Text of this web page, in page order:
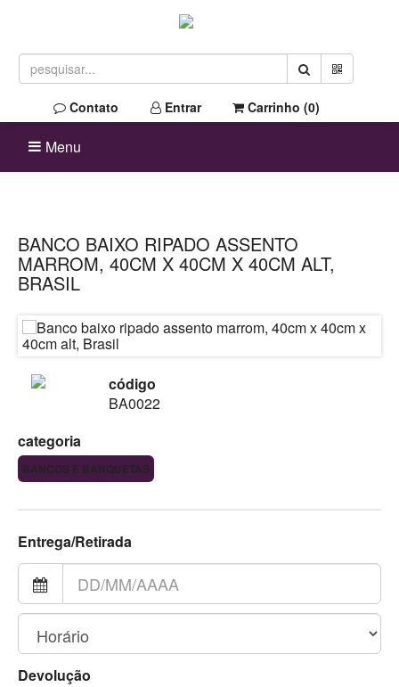
Contato Entrar Carrinho (0)
Menu
BANCO BAIXO RIPADO ASSENTO
MARROM, 40CM X 40CM X 40CM ALT,
BRASIL
código
BA0022
categoria
BANCOS E BANQUETAS
Entrega/Retirada
Devolução